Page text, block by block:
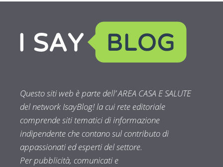
Questo siti web è parte dell’ AREA CASA E SALUTE
del network IsayBlog! la cui rete editoriale
comprende siti tematici di informazione
indipendente che contano sul contributo di
appassionati ed esperti del settore.
Per pubblicità, comunicati e